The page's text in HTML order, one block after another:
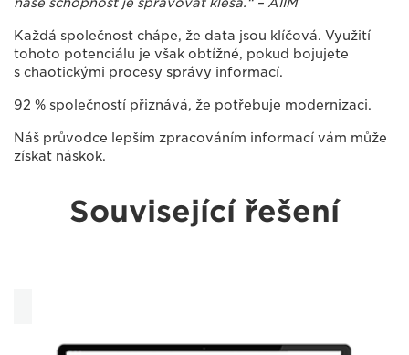
Každá společnost chápe, že data jsou klíčová. Využití
tohoto potenciálu je však obtížné, pokud bojujete
s chaotickými procesy správy informací.
92 % společností přiznává, že potřebuje modernizaci.
Náš průvodce lepším zpracováním informací vám může
získat náskok.
Související řešení